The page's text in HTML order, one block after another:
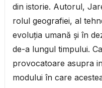
din istorie. Autorul,
rolul geografiei, al
evoluția umană și în
de-a lungul timpului.
provocatoare asupra
modului în care